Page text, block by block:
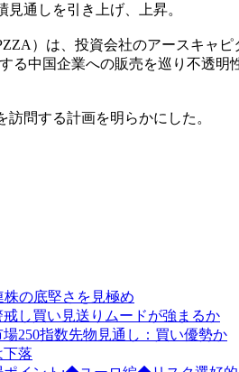
通しを引き上げ、上昇。
）は、投資会社のアースキャ
る中国企業への販売を巡り不透
問する計画を明らかにした。
株の底堅さを見極め
戒し買い見送りムードが強まるか
場250指数先物見通し：買い優勢か
下落